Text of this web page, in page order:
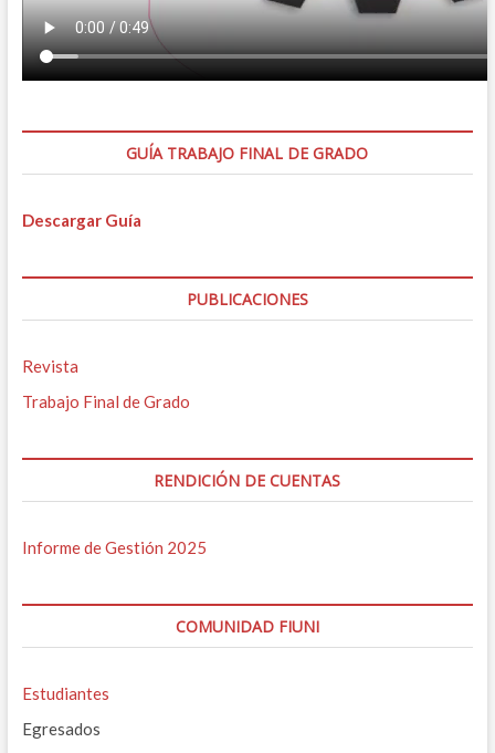
GUÍA TRABAJO FINAL DE GRADO
Descargar Guía
PUBLICACIONES
Revista
Trabajo Final de Grado
RENDICIÓN DE CUENTAS
Informe de Gestión 2025
COMUNIDAD FIUNI
Estudiantes
Egresados